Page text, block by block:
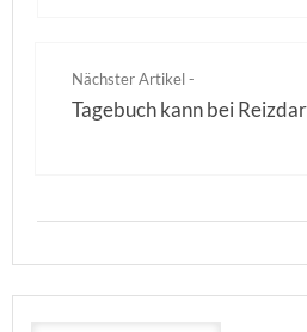
Nächster Artikel -
Tagebuch kann bei